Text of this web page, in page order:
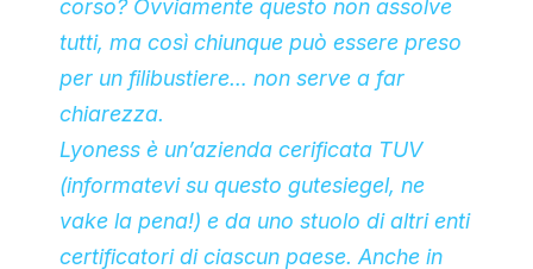
corso? Ovviamente questo non assolve
tutti, ma così chiunque può essere preso
per un filibustiere… non serve a far
chiarezza.
Lyoness è un’azienda cerificata TUV
(informatevi su questo gutesiegel, ne
vake la pena!) e da uno stuolo di altri enti
certificatori di ciascun paese. Anche in